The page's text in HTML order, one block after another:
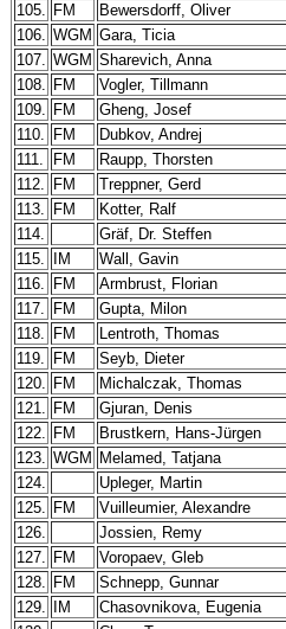
105. FM
Bewersdorff, Oliver
106. WGM Gara, Ticia
107. WGM Sharevich, Anna
108. FM
Vogler, Tillmann
109. FM
Gheng, Josef
110.
FM
Dubkov, Andrej
111.
FM
Raupp, Thorsten
112.
FM
Treppner, Gerd
113.
FM
Kotter, Ralf
114.
Gräf, Dr. Steffen
115.
IM
Wall, Gavin
116.
FM
Armbrust, Florian
117.
FM
Gupta, Milon
118.
FM
Lentroth, Thomas
119.
FM
Seyb, Dieter
120. FM
Michalczak, Thomas
121. FM
Gjuran, Denis
122. FM
Brustkern, Hans-Jürgen
123. WGM
Melamed, Tatjana
124.
Upleger, Martin
125. FM
Vuilleumier, Alexandre
126.
Jossien, Remy
127. FM
Voropaev, Gleb
128. FM
Schnepp, Gunnar
129.
IM
Chasovnikova, Eugenia